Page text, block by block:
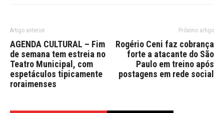
Artigo anterior
AGENDA CULTURAL – Fim
de semana tem estreia no
Teatro Municipal, com
espetáculos tipicamente
roraimenses
Próximo artigo
Rogério Ceni faz cobrança
forte a atacante do São
Paulo em treino após
postagens em rede social